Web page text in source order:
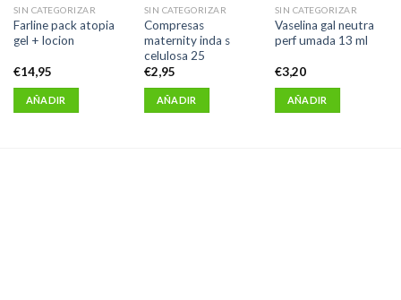
SIN CATEGORIZAR
Farline pack atopia
gel + locion
€14,95
AÑADIR
SIN CATEGORIZAR
Compresas
maternity inda s
celulosa 25
€2,95
AÑADIR
SIN CATEGORIZAR
Vaselina gal neutra
perf umada 13 ml
€3,20
AÑADIR